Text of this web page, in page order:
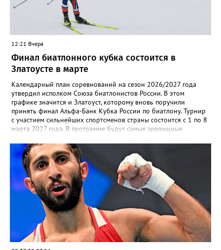
12:21 Вчера
Финал биатлонного кубка состоится в
Златоусте в марте
Календарный план соревнований на сезон 2026/2027 года
утвердил исполком Союза биатлонистов России. В этом
графике значится и Златоуст, которому вновь поручили
принять финал Альфа-Банк Кубка России по биатлону. Турнир
с участием сильнейших спортсменов страны состоится с 1 по 8
марта 2027 года. В программе будут самые зрелищные